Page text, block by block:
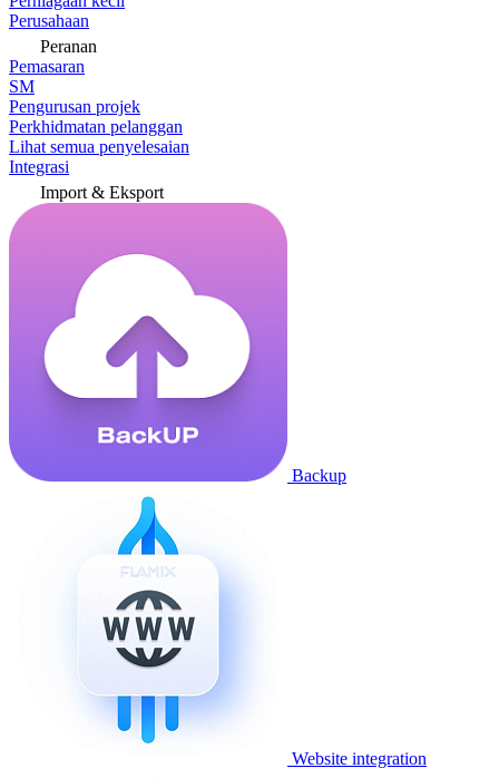
Perusahaan
Peranan
Pemasaran
SM
Pengurusan projek
Perkhidmatan pelanggan
Lihat semua penyelesaian
Integrasi
Import & Eksport
Backup
Website integration